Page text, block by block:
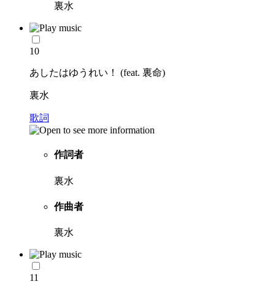
裏水
10
あしたはゆうれい！ (feat. 裏命)
裏水
歌詞
作詞者
裏水
作曲者
裏水
11